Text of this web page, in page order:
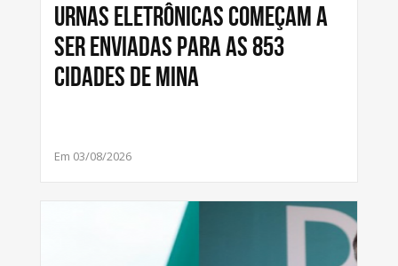
Urnas eletrônicas começam a
ser enviadas para as 853
cidades de Mina
Em 03/08/2026